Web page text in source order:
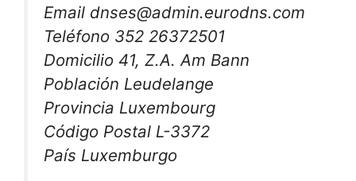
Email dnses@admin.eurodns.com
Teléfono 352 26372501
Domicilio 41, Z.A. Am Bann
Población Leudelange
Provincia Luxembourg
Código Postal L-3372
País Luxemburgo